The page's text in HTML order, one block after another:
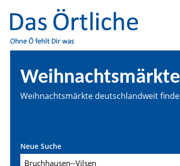
Weihnachtsmärkte deutschlandweit
Neue Suche